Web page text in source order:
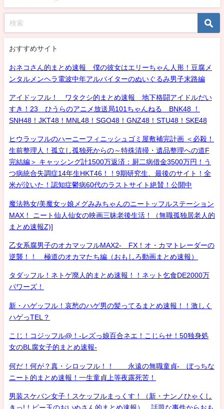
おすすめサイト
おネコさん的まとめ速報 僕の彼女はエリーちゃん人形！豆腐メ
ンタルメンヘラ電波中年アルバイターのぬいぐるみ男子末路編
アイドッフル！ ワタクシ的まとめ速報 地下格闘アイドルだい
すき！23 ひうらのアニメ放送局101ちゃんねる BNK48 ！
SNH48！JKT48！MNL48！SGO48！GNZ48！STU48！SKE48
ヒウラッフルのハーニーフィニッシュゴミ屋敷補完計画 ＜必殺！
生前整理人！孤立し孤独死からの～特殊清掃・遺品整理への道F
完結編＞ キャッシング計1500万返済：厨二病借金3500万円！う
つ病統合失調症14年生HKT46！！9期研究生、最後のサイト！全
米が泣いた！認知症鬱病60代のラストサイト絶賛！公開中
魔法熟女/美魔女ッ娘メグみみちゃんのニートッフルステーション
MAX！ ニート仙人仙女の映画三昧老後生活！（無職孤独居老人的
まとめ速報Z)]
乙女系腐男子のオカマッフルMAX2- FX！オ・カマトレーダーの
逆襲！！ 極道のオカマたち編（おもしろ動画まとめ速報）
タダッフル！ネトゲ廃人的まとめ速報！！ネット乞食DE2000万
パワーズ！
新・ハゲッフル！哀愁のハゲ男の髪ってるまとめ速報！！激しく
ハゲっTEL？
こじ！コジッフル@！-レズっ娘百合ネエ！こじらせ！50独身処
女のBL腐女子的まとめ速報-
何だ！何が？真・シロッフル！！ 永遠の無職童貞- ぼっちな
ニート的まとめ速報！一生童貞上等夜露死苦！
男装スケバン女子！スケッフルまっくす！（新・ナンノひゃくし
きっ!！ビー玉のおいぬさん的まとめ速報） 話題な事件からおも